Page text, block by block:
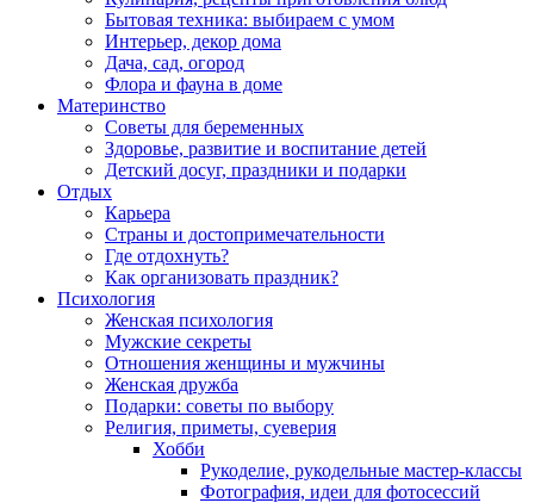
Бытовая техника: выбираем с умом
Интерьер, декор дома
Дача, сад, огород
Флора и фауна в доме
Материнство
Советы для беременных
Здоровье, развитие и воспитание детей
Детский досуг, праздники и подарки
Отдых
Карьера
Страны и достопримечательности
Где отдохнуть?
Как организовать праздник?
Психология
Женская психология
Мужские секреты
Отношения женщины и мужчины
Женская дружба
Подарки: советы по выбору
Религия, приметы, суеверия
Хобби
Рукоделие, рукодельные мастер-классы
Фотография, идеи для фотосессий